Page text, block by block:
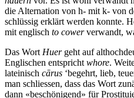
die Alternation von h- mit k- von
schlüssig erklärt werden konnte.
mit englisch to cowerverwandt,
Das Wort Huer geht auf
Englischen entspricht whore.
lateinisch cārus ‘begehrt, lieb,
man schliessen, dass das Wort
dann «beschönigend» für